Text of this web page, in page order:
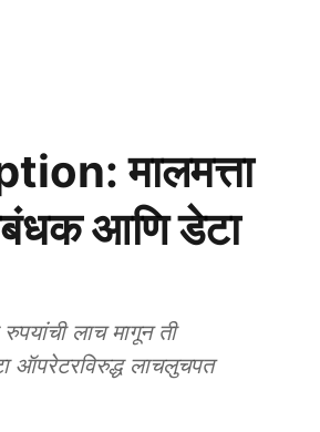
मालमत्ता
आणि डेटा
लाच मागून ती
ऑपरेटरविरुद्ध लाचलुचपत